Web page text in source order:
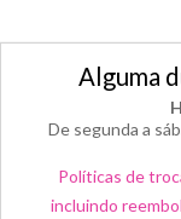
Alguma
De segunda a
Políticas de
incluindo